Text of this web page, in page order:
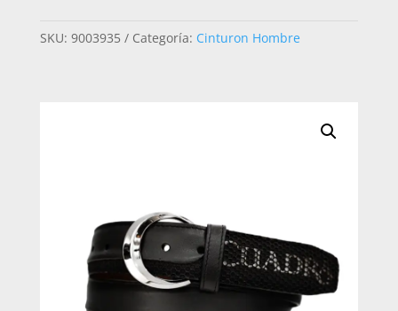
RES
SKU: 9003935 Categoría: Cinturon Hombre